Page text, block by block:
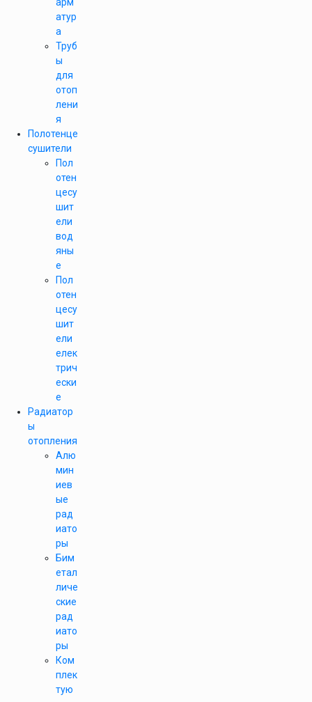
атур
а
Труб
ы
для
отоп
лени
я
Полотенце
сушители
Пол
отен
цесу
шит
ели
вод
яны
е
Пол
отен
цесу
шит
ели
елек
трич
ески
е
Радиатор
ы
отопления
Алю
мин
иев
ые
рад
иато
ры
Бим
етал
личе
ские
рад
иато
ры
Ком
плек
тую